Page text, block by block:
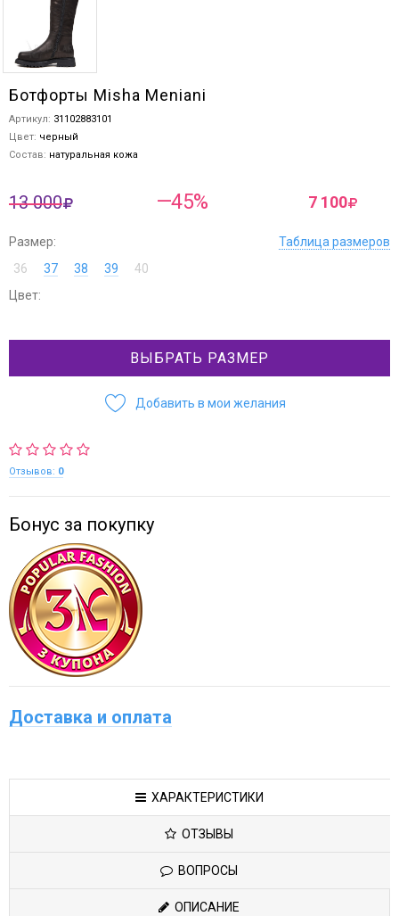
Ботфорты Misha Meniani
Артикул: 31102883101
Цвет: черный
Состав: натуральная кожа
13 000 —45% 7 100
Размер:
Таблица размеров
36
37 38 39
40
Цвет:
ВЫБРАТЬ РАЗМЕР
Добавить в мои желания
Отзывов: 0
Бонус за покупку
Доставка и оплата
ХАРАКТЕРИСТИКИ
ОТЗЫВЫ
ВОПРОСЫ
ОПИСАНИЕ